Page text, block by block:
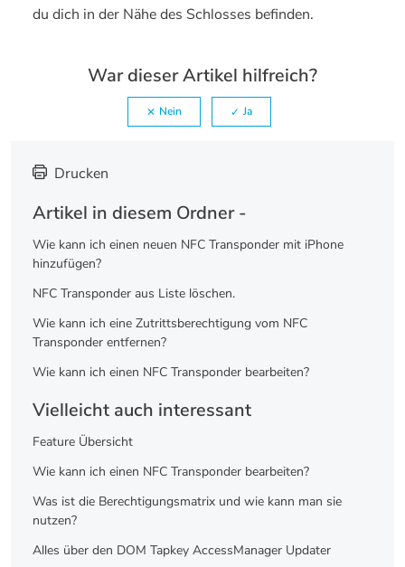
du dich in der Nähe des Schlosses befinden.
War dieser Artikel hilfreich?
Nein Ja
Drucken
Artikel in diesem Ordner -
Wie kann ich einen neuen NFC Transponder mit iPhone
hinzufügen?
NFC Transponder aus Liste löschen.
Wie kann ich eine Zutrittsberechtigung vom NFC
Transponder entfernen?
Wie kann ich einen NFC Transponder bearbeiten?
Vielleicht auch interessant
Feature Übersicht
Wie kann ich einen NFC Transponder bearbeiten?
Was ist die Berechtigungsmatrix und wie kann man sie
nutzen?
Alles über den DOM Tapkey AccessManager Updater